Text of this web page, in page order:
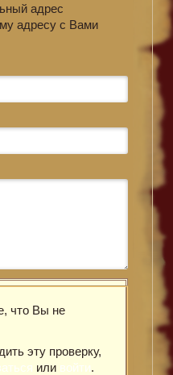
адрес
адресу с Вами
что Вы не
эту проверку,
или войти.